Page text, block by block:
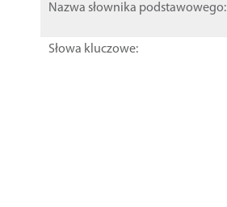
Nazwa słownika podstawowego:
Słowa kluczowe: